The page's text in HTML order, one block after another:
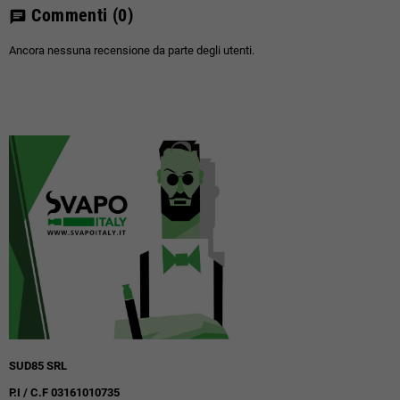
chat Commenti (0)
Ancora nessuna recensione da parte degli utenti.
SUD85 SRL
P.I / C.F 03161010735